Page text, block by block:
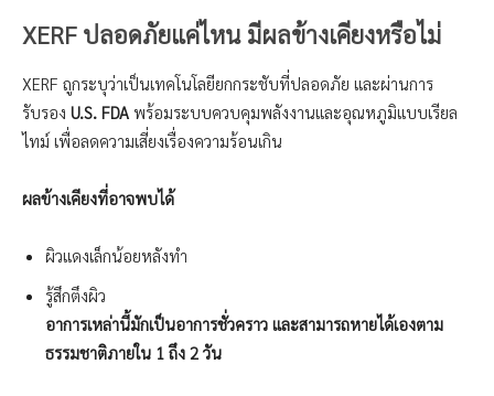
XERF ปลอดภัยแค่ไหน มีผลข้างเคียงหรือไม่
XERF ถูกระบุว่าเป็นเทคโนโลยียกกระชับที่ปลอดภัย และผ่านการ
รับรอง U.S. FDA พร้อมระบบควบคุมพลังงานและอุณหภูมิแบบเรียล
ไทม์ เพื่อลดความเสี่ยงเรื่องความร้อนเกิน
ผลข้างเคียงที่อาจพบได้
ผิวแดงเล็กน้อยหลังทำ
รู้สึกตึงผิว
อาการเหล่านี้มักเป็นอาการชั่วคราว และสามารถหายได้เองตาม
ธรรมชาติภายใน 1 ถึง 2 วัน